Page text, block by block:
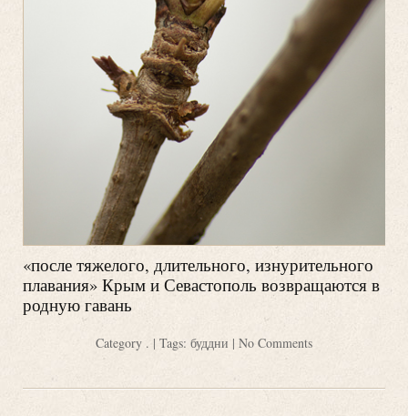
«после тяжелого, длительного, изнурительного
плавания» Крым и Севастополь возвращаются в
родную гавань
Category . | Tags: буддни | No Comments